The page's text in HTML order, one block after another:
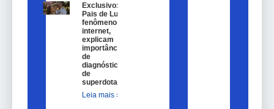
Exclusivo:
Pais de Lulu,
fenômeno na
internet,
explicam
importância
de
diagnóstico
de
superdotação
Leia mais »